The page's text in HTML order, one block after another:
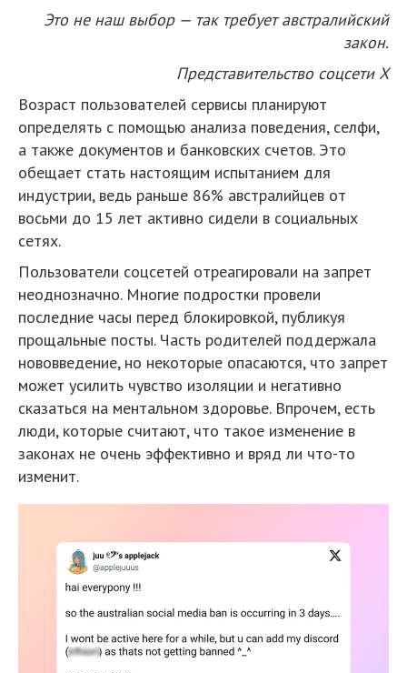
Это не наш выбор — так требует австралийский
закон.
Представительство соцсети X
Возраст пользователей сервисы планируют
определять с помощью анализа поведения, селфи,
а также документов и банковских счетов. Это
обещает стать настоящим испытанием для
индустрии, ведь раньше 86% австралийцев от
восьми до 15 лет активно сидели в социальных
сетях.
Пользователи соцсетей отреагировали на запрет
неоднозначно. Многие подростки провели
последние часы перед блокировкой, публикуя
прощальные посты. Часть родителей поддержала
нововведение, но некоторые опасаются, что запрет
может усилить чувство изоляции и негативно
сказаться на ментальном здоровье. Впрочем, есть
люди, которые считают, что такое изменение в
законах не очень эффективно и вряд ли что-то
изменит.